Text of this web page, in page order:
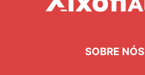
SOBRE NÓS